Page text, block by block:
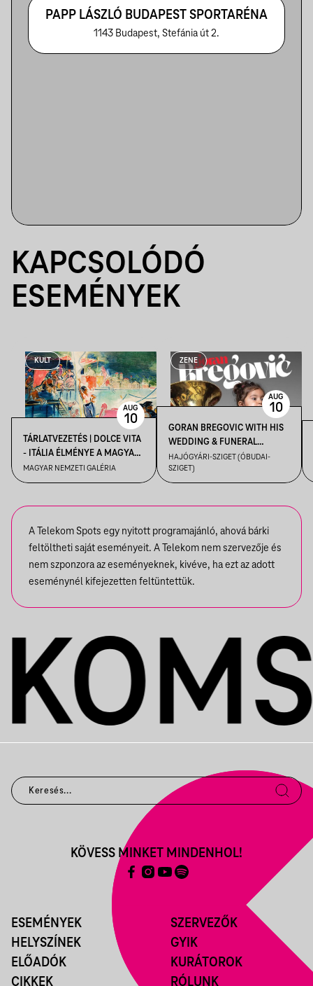
PAPP LÁSZLÓ BUDAPEST SPORTARÉNA
1143 Budapest, Stefánia út 2.
KAPCSOLÓDÓ
ESEMÉNYEK
KULT
TÁRLATVEZETÉS | DOLCE VITA
- ITÁLIA ÉLMÉNYE A MAGYAR
MŰVÉSZETBEN
MAGYAR NEMZETI GALÉRIA
AUG
10
ZENE
GORAN BREGOVIC WITH HIS
WEDDING & FUNERAL
ORCHESTRA
HAJÓGYÁRI-SZIGET (ÓBUDAI-
SZIGET)
AUG
10
A Telekom Spots egy nyitott programajánló, ahová bárki
feltöltheti saját eseményeit. A Telekom nem szervezője és
nem szponzora az eseményeknek, kivéve, ha ezt az adott
eseménynél kifejezetten feltüntettük.
ESEMÉNYEK
HELYSZÍNEK
ELŐADÓK
CIKKEK
SZERVEZŐK
GYIK
KURÁTOROK
RÓLUNK
KÖVESS MINKET MINDENHOL!